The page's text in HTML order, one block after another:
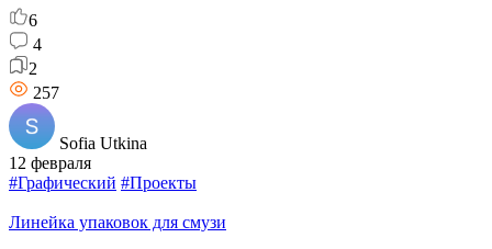
6
4
2
257
Sofia Utkina
12 февраля
#Графический #Проекты
Линейка упаковок для смузи